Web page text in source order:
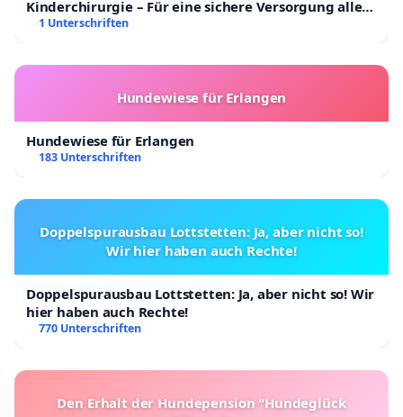
Kinderchirurgie – Für eine sichere Versorgung aller
Kinder in Deutschland
1 Unterschriften
Hundewiese für Erlangen
Hundewiese für Erlangen
183 Unterschriften
Doppelspurausbau Lottstetten: Ja, aber nicht so!
Wir hier haben auch Rechte!
Doppelspurausbau Lottstetten: Ja, aber nicht so! Wir
hier haben auch Rechte!
770 Unterschriften
Den Erhalt der Hundepension "Hundeglück